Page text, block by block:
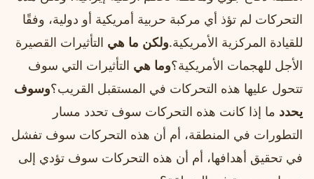
التحركات لم تؤذ أي مركبة حربية أمريكية أو دولية، وفقًا
للقيادة المركزية الأمريكية.ولكن ما هي التأثيرات القصيرة
الأجل للهجمات الأمريكية؟وما هي التأثيرات التي سوف
تتحول عليها هذه التحركات في المستقبل القريب؟وسوف
يحدد ما إذا كانت هذه التحركات سوف تحدد مسار
التطورات في المنطقة، أم أن هذه التحركات سوف تفشل
في تحقيق أهدافها، أم أن هذه التحركات سوف تؤدي إلى